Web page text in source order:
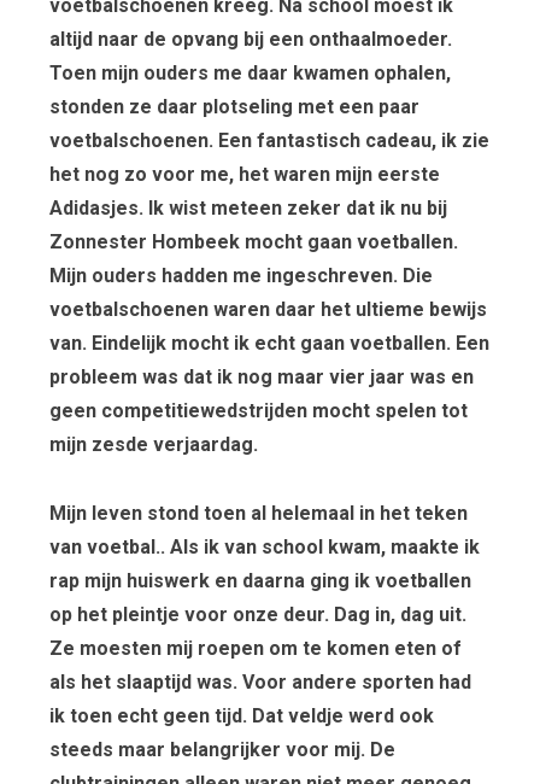
voetbalschoenen kreeg. Na school moest ik
altijd naar de opvang bij een onthaalmoeder.
Toen mijn ouders me daar kwamen ophalen,
stonden ze daar plotseling met een paar
voetbalschoenen. Een fantastisch cadeau, ik zie
het nog zo voor me, het waren mijn eerste
Adidasjes. Ik wist meteen zeker dat ik nu bij
Zonnester Hombeek mocht gaan voetballen.
Mijn ouders hadden me ingeschreven. Die
voetbalschoenen waren daar het ultieme bewijs
van. Eindelijk mocht ik echt gaan voetballen. Een
probleem was dat ik nog maar vier jaar was en
geen competitiewedstrijden mocht spelen tot
mijn zesde verjaardag.
Mijn leven stond toen al helemaal in het teken
van voetbal.. Als ik van school kwam, maakte ik
rap mijn huiswerk en daarna ging ik voetballen
op het pleintje voor onze deur. Dag in, dag uit.
Ze moesten mij roepen om te komen eten of
als het slaaptijd was. Voor andere sporten had
ik toen echt geen tijd. Dat veldje werd ook
steeds maar belangrijker voor mij. De